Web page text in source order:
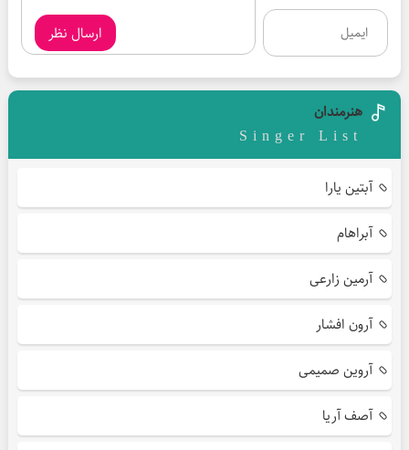
ارسال نظر
هنرمندان
Singer List
آبتین یارا
آبراهام
آرمین زارعی
آرون افشار
آروین صمیمی
آصف آریا